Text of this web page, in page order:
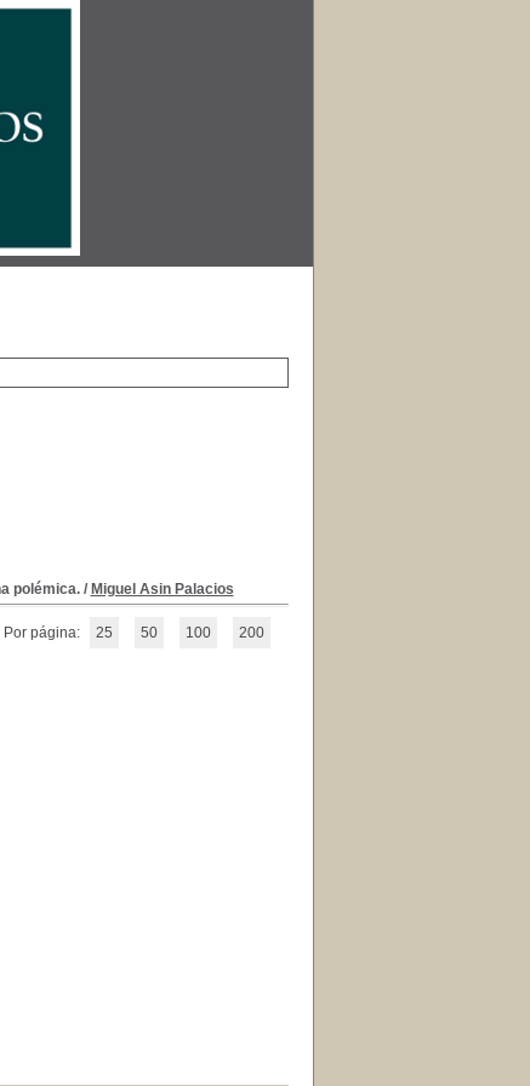
polémica./ Miguel Asin Palacios
Por página: 25 50 100 200